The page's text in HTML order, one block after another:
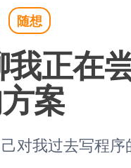
随想
正在
案
对我过去写程序